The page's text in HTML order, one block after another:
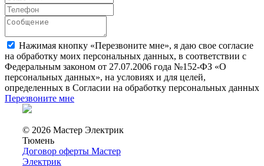
Нажимая кнопку «Перезвоните мне», я даю свое согласие
на обработку моих персональных данных, в соответствии с
Федеральным законом от 27.07.2006 года №152-ФЗ «О
персональных данных», на условиях и для целей,
определенных в Согласии на обработку персональных данных
Перезвоните мне
© 2026 Мастер Электрик
Тюмень
Договор оферты Мастер
Электрик